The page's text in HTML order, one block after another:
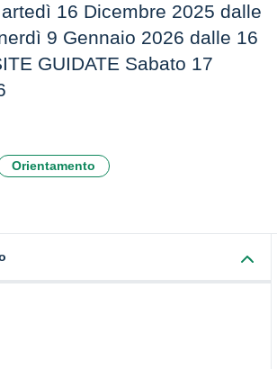
16 Dicembre 2025 dalle
9 Gennaio 2026 dalle 16
GUIDATE Sabato 17
Orientamento